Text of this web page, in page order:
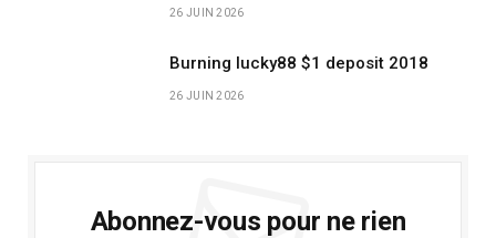
26 JUIN 2026
Burning lucky88 $1 deposit 2018
26 JUIN 2026
Abonnez-vous pour ne rien